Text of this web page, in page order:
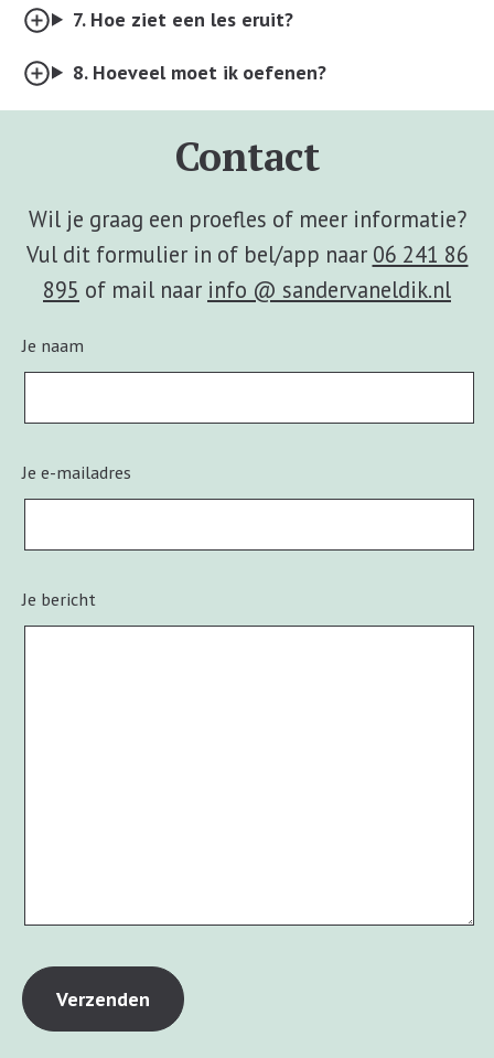
7. Hoe ziet een les eruit?
8. Hoeveel moet ik oefenen?
Contact
Wil je graag een proefles of meer informatie?
Vul dit formulier in of bel/app naar 06 241 86
895 of mail naar info @ sandervaneldik.nl
Je naam
Je e-mailadres
Je bericht